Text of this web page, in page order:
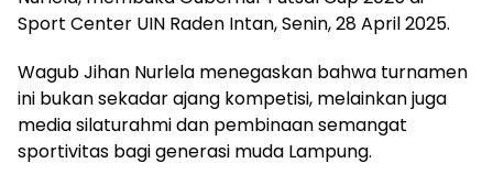
Sport Center UIN Raden Intan, Senin, 28 April 2025.
Wagub Jihan Nurlela menegaskan bahwa turnamen
ini bukan sekadar ajang kompetisi, melainkan juga
media silaturahmi dan pembinaan semangat
sportivitas bagi generasi muda Lampung.